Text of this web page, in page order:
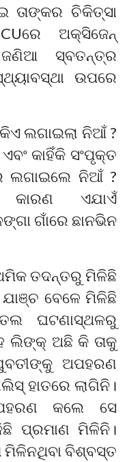
ତାଙ୍କର ଚିକିତ୍ସା
ଅକ୍ସିଜେନ୍
ଜଣିଆ ସ୍ବତନ୍ତ୍ର
ଉପରେ
ଲଗାଇଲା ନିଆଁ ?
କାହିଁକି ସଂପୃକ୍ତ
ଲଗାଇଲେ ନିଆଁ ?
ଏଯାଏଁ
ଗାଁରେ ଛାନଭିନ
ତଦନ୍ତରୁ ମିଳିଛି
ଯାଞ୍ଚ ବେଳେ ମିଳିଛି
ଘଟଣାସ୍ଥଳରୁ
ଲିଙ୍କ୍ ଅଛି କି ତାକୁ
ଅପହରଣ
ହାତରେ ଲାଗିନି।
କଲେ ସେ
ପ୍ରମାଣ ମିଳିନି।
ବିଶ୍ବସ୍ତ